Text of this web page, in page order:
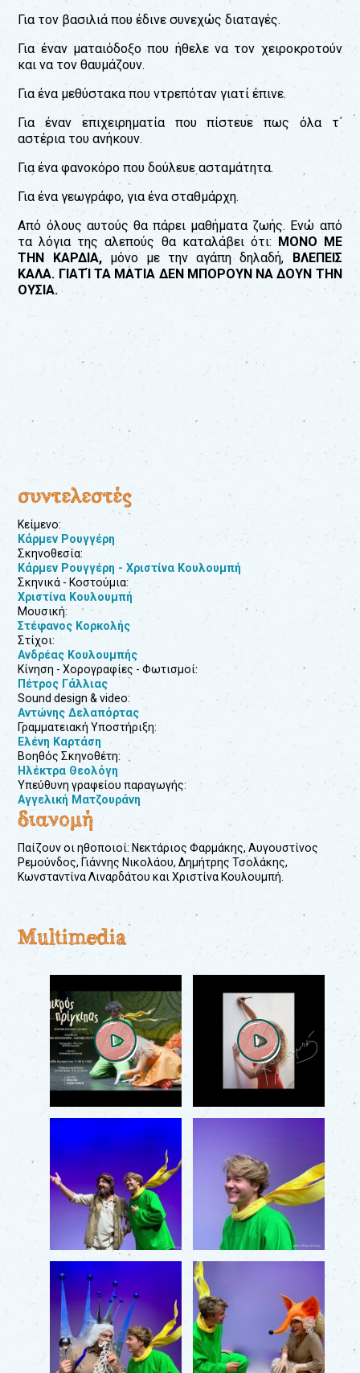
Για τον βασιλιά που έδινε συνεχώς διαταγές.
Για έναν ματαιόδοξο που ήθελε να τον χειροκροτούν
και να τον θαυμάζουν.
Για ένα μεθύστακα που ντρεπόταν γιατί έπινε.
Για έναν επιχειρηματία που πίστευε πως όλα τ΄
αστέρια του ανήκουν.
Για ένα φανοκόρο που δούλευε ασταμάτητα.
Για ένα γεωγράφο, για ένα σταθμάρχη.
Από όλους αυτούς θα πάρει μαθήματα ζωής. Ενώ από
τα λόγια της αλεπούς θα καταλάβει ότι:
ΜΟΝΟ ΜΕ
ΤΗΝ ΚΑΡΔΙΑ, μόνο με την αγάπη δηλαδή,
ΒΛΕΠΕΙΣ
ΚΑΛΑ. ΓΙΑΤΊ ΤΑ ΜΑΤΙΑ ΔΕΝ ΜΠΟΡΟΥΝ ΝΑ ΔΟΥΝ ΤΗΝ
ΟΥΣΙΑ.
συντελεστές
Κείμενο:
Κάρμεν Ρουγγέρη
Σκηνοθεσία:
Κάρμεν Ρουγγέρη - Χριστίνα Κουλουμπή
Σκηνικά - Κοστούμια:
Χριστίνα Κουλουμπή
Μουσική:
Στέφανος Κορκολής
Στίχοι:
Ανδρέας Κουλουμπής
Κίνηση - Χορογραφίες - Φωτισμοί:
Πέτρος Γάλλιας
Sound design & video:
Αντώνης Δελαπόρτας
Γραμματειακή Υποστήριξη:
Ελένη Καρτάση
Βοηθός Σκηνοθέτη:
Ηλέκτρα Θεολόγη
Υπεύθυνη γραφείου παραγωγής:
Αγγελική Ματζουράνη
διανομή
Παίζουν οι ηθοποιοί: Νεκτάριος Φαρμάκης, Αυγουστίνος
Ρεμούνδος, Γιάννης Νικολάου, Δημήτρης Τσολάκης,
Κωνσταντίνα Λιναρδάτου και Χριστίνα Κουλουμπή.
Multimedia